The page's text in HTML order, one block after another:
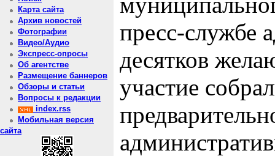
Карта сайта
Архив новостей
Фотографии
Видео/Аудио
Экспресс-опросы
Об агентстве
Размещение баннеров
Обзоры и статьи
Вопросы к редакции
index.rss
Мобильная версия
сайта
пресс-службе
десятков
участие